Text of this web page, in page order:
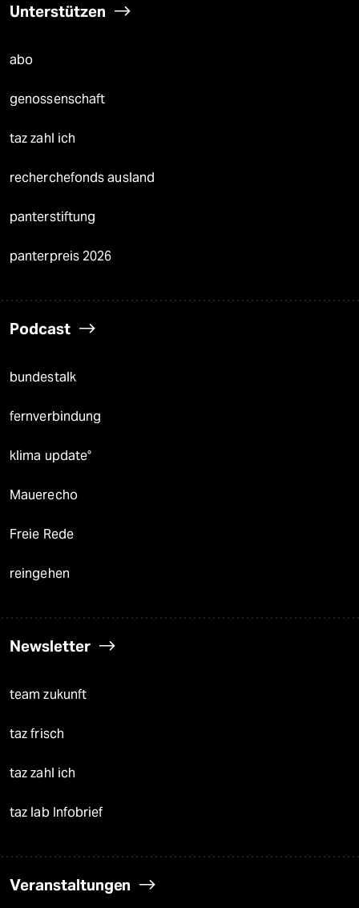
Unterstützen
abo
genossenschaft
taz zahl ich
recherchefonds ausland
panterstiftung
panterpreis 2026
Podcast
bundestalk
fernverbindung
klima update°
Mauerecho
Freie Rede
reingehen
Newsletter
team zukunft
taz frisch
taz zahl ich
taz lab Infobrief
Veranstaltungen